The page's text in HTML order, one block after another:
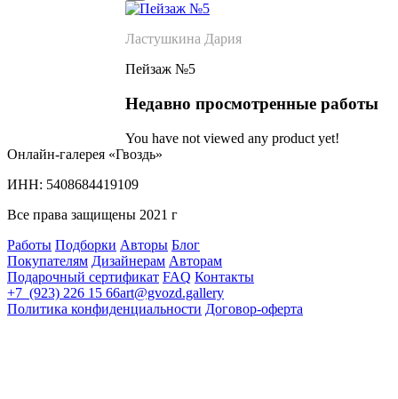
Ластушкина Дария
Пейзаж №5
Недавно просмотренные работы
You have not viewed any product yet!
Онлайн-галерея «Гвоздь»
ИНН: 5408684419109
Все права защищены 2021 г
Работы Подборки Авторы Блог
Покупателям Дизайнерам Авторам
Подарочный сертификат FAQ Контакты
+7 (923) 226 15 66art@gvozd.gallery
Политика конфиденциальности Договор-оферта